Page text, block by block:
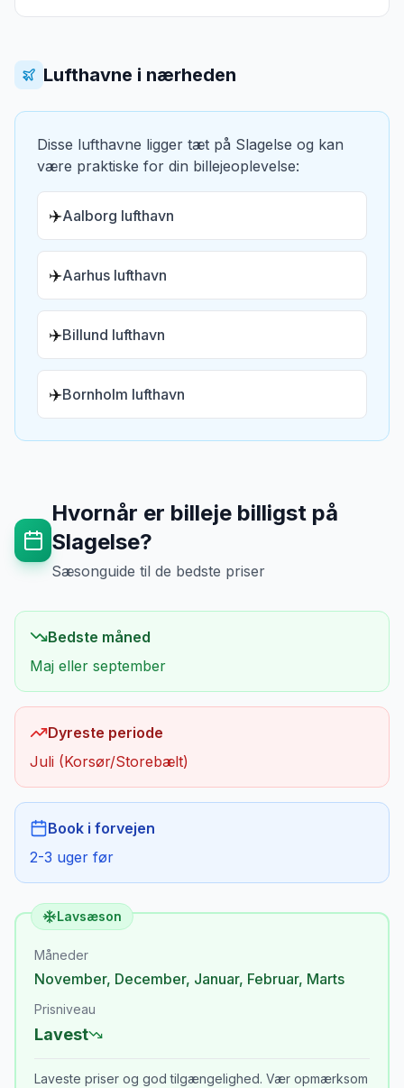
Lufthavne i nærheden
Disse lufthavne ligger tæt på Slagelse og kan
være praktiske for din billejeoplevelse:
✈️Aalborg lufthavn
✈️Aarhus lufthavn
✈️Billund lufthavn
✈️Bornholm lufthavn
Hvornår er billeje billigst på
Slagelse?
Sæsonguide til de bedste priser
Bedste måned
Maj eller september
Dyreste periode
Juli (Korsør/Storebælt)
Book i forvejen
2-3 uger før
Lavsæson
Måneder
November, December, Januar, Februar, Marts
Prisniveau
Lavest
Laveste priser og god tilgængelighed. Vær opmærksom